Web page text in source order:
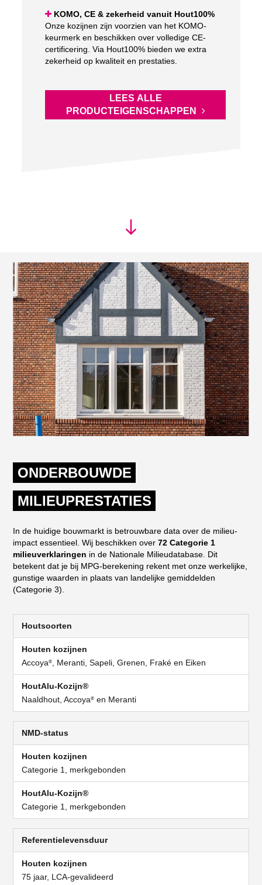
KOMO, CE & zekerheid vanuit Hout100%
Onze kozijnen zijn voorzien van het KOMO-
keurmerk en beschikken over volledige CE-
certificering. Via Hout100% bieden we extra
zekerheid op kwaliteit en prestaties.
LEES ALLE
PRODUCTEIGENSCHAPPEN
ONDERBOUWDE
MILIEUPRESTATIES
In de huidige bouwmarkt is betrouwbare data over de milieu-
impact essentieel. Wij beschikken over72 Categorie 1
milieuverklaringen in de Nationale Milieudatabase. Dit
betekent dat je bij MPG-berekening rekent met onze werkelijke,
gunstige waarden in plaats van landelijke gemiddelden
(Categorie 3).
Houtsoorten
Accoya®, Meranti, Sapeli, Grenen, Fraké en Eiken
Naaldhout, Accoya® en Meranti
NMD-status
Categorie 1, merkgebonden
Categorie 1, merkgebonden
Referentielevensduur
75 jaar, LCA-gevalideerd